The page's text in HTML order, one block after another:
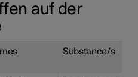
auf der
Substance/s